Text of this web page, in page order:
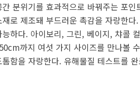
간 분위기를 효과적으로 바꿔주는 포
재로 제조돼 부드러운 촉감을 자랑한
능하다. 아이보리, 그린, 베이지, 챠콜
까지 여섯 가지 사이즈를 만나볼
톰함을 자랑한다. 유해물질 테스트를